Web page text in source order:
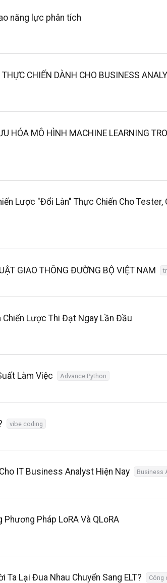
năng lực phân tích
CHIẾN DÀNH CHO BUSINESS
HÓA MÔ HÌNH MACHINE LEARNING
Lược "Đổi Làn" Thực Chiến Cho Tester,
GIAO THÔNG ĐƯỜNG BỘ VIỆT NAM
Chiến Lược Thi Đạt Ngay Lần Đầu
Làm Việc Advance Python
vibe coding
IT Business Analyst Hiện Nay Business
Pháp LoRA Và QLoRA
Ta Lại Đua Nhau Chuyển Sang ELT? Công